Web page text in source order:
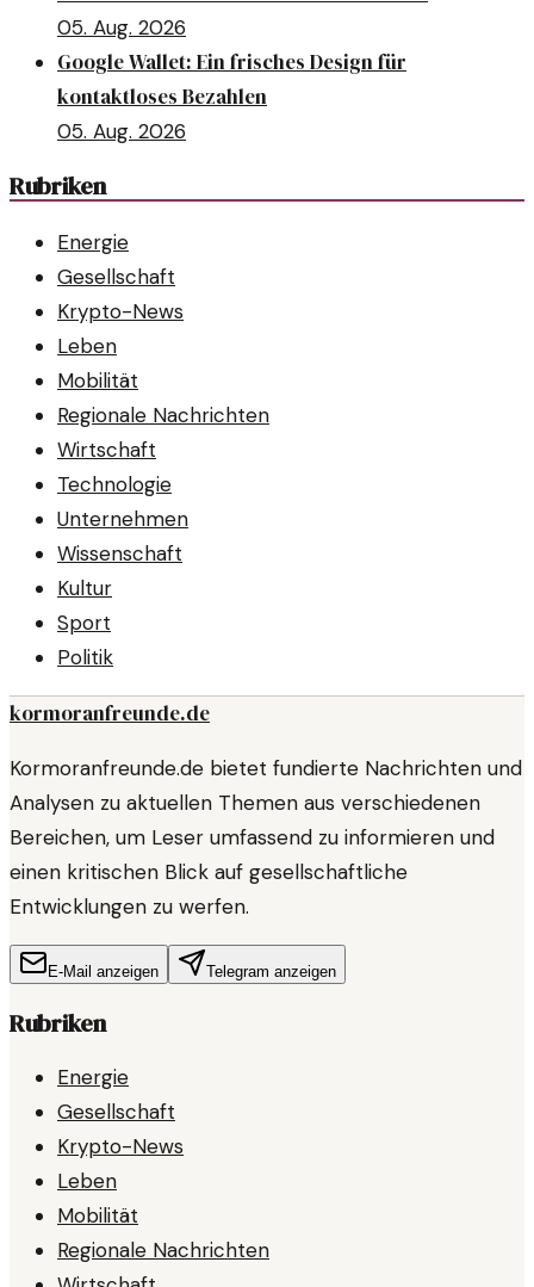
05. Aug. 2026
Google Wallet: Ein frisches Design für
kontaktloses Bezahlen
05. Aug. 2026
Rubriken
Energie
Gesellschaft
Krypto-News
Leben
Mobilität
Regionale Nachrichten
Wirtschaft
Technologie
Unternehmen
Wissenschaft
Kultur
Sport
Politik
kormoranfreunde.de
Kormoranfreunde.de bietet fundierte Nachrichten und
Analysen zu aktuellen Themen aus verschiedenen
Bereichen, um Leser umfassend zu informieren und
einen kritischen Blick auf gesellschaftliche
Entwicklungen zu werfen.
E-Mail anzeigen Telegram anzeigen
Rubriken
Energie
Gesellschaft
Krypto-News
Leben
Mobilität
Regionale Nachrichten